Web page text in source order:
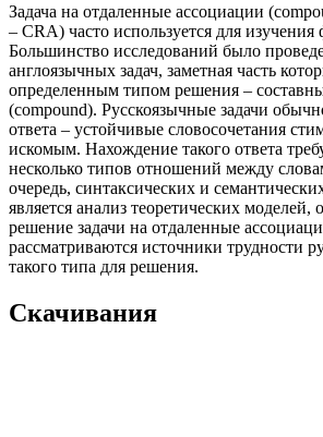
Задача на отдаленные ассоциации
– CRA) часто используется для
Большинство исследований было
англоязычных задач, заметная часть
определенным типом решения –
(compound). Русскоязычные задачи
ответа – устойчивые словосочетания
искомым. Нахождение такого ответа
несколько типов отношений между
очередь, синтаксических и
является анализ теоретических
решение задачи на отдаленные
рассматриваются источники трудности
такого типа для решения.
Скачивания